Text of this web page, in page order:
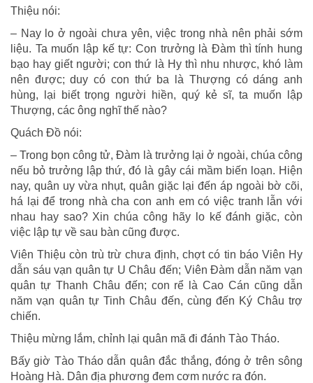
Thiệu nói:
– Nay lo ở ngoài chưa yên, việc trong nhà nên phải sớm
liệu. Ta muốn lập kế tự: Con trưởng là Đàm thì tính hung
bạo hay giết người; con thứ là Hy thì nhu nhược, khó làm
nên được; duy có con thứ ba là Thượng có dáng anh
hùng, lại biết trọng người hiền, quý kẻ sĩ, ta muốn lập
Thượng, các ông nghĩ thế nào?
Quách Đồ nói:
– Trong bọn công tử, Đàm là trưởng lại ở ngoài, chúa công
nếu bỏ trưởng lập thứ, đó là gây cái mầm biến loạn. Hiện
nay, quân uy vừa nhụt, quân giặc lại đến áp ngoài bờ cõi,
há lại để trong nhà cha con anh em có việc tranh lẫn với
nhau hay sao? Xin chúa công hãy lo kế đánh giặc, còn
việc lập tự về sau bàn cũng được.
Viên Thiệu còn trù trừ chưa định, chợt có tin báo Viên Hy
dẫn sáu vạn quân tự U Châu đến; Viên Đàm dẫn năm vạn
quân tự Thanh Châu đến; con rể là Cao Cán cũng dẫn
năm vạn quân tự Tinh Châu đến, cùng đến Ký Châu trợ
chiến.
Thiệu mừng lắm, chỉnh lại quân mã đi đánh Tào Tháo.
Bấy giờ Tào Tháo dẫn quân đắc thắng, đóng ở trên sông
Hoàng Hà. Dân địa phương đem cơm nước ra đón.